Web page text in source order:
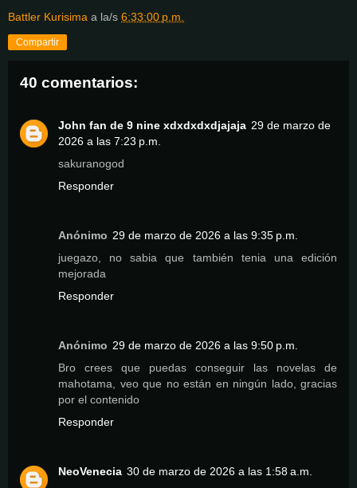
Battler Kurisima a la/s 6:33:00 p.m.
Compartir
40 comentarios:
John fan de 9 nine xdxdxdxdjajaja 29 de marzo de
2026 a las 7:23 p.m.
sakuranogod
Responder
Anónimo 29 de marzo de 2026 a las 9:35 p.m.
juegazo, no sabia que también tenia una edición
mejorada
Responder
Anónimo 29 de marzo de 2026 a las 9:50 p.m.
Bro crees que puedas conseguir las novelas de
mahotama, veo que no están en ningún lado, gracias
por el contenido
Responder
NeoVenecia 30 de marzo de 2026 a las 1:58 a.m.